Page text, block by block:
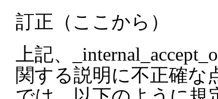
訂正（ここから）
上記、
関する説明に不正確な